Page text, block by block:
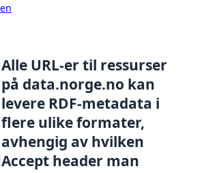
Alle URL-er til ressurser
på data.norge.no kan
levere RDF-metadata i
flere ulike formater,
avhengig av hvilken
Accept header man